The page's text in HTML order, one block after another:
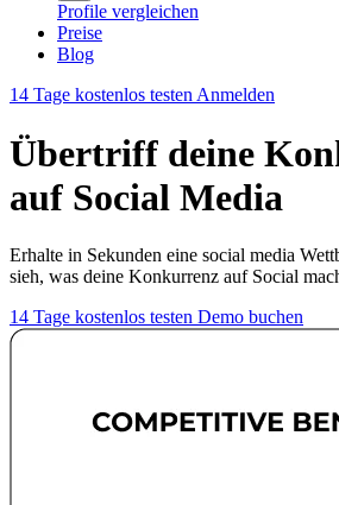
Profile vergleichen
Preise
Blog
14 Tage kostenlos testenAnmelden
Übertriff deine
auf Social Media
Erhalte in Sekunden eine social media
sieh, was deine Konkurrenz auf Social
14 Tage kostenlos testen Demo buchen